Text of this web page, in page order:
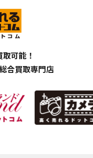
可能！
合買取専門店